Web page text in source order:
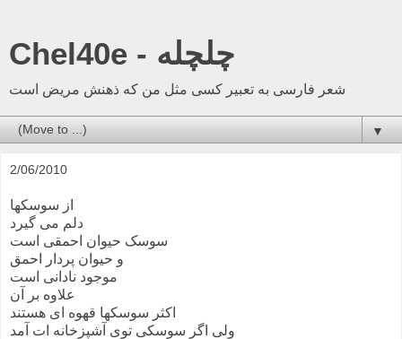
Chel40e - چلچله
شعر فارسی به تعبیر کسی مثل من که ذهنش مریض است
▼
2/06/2010
از سوسکها
دلم می گیرد
سوسک حیوان احمقی است
و حیوان پردار احمق
موجود نادانی است
علاوه بر آن
اکثر سوسکها قهوه ای هستند
ولی اگر سوسکی توی آشپزخانه ات آمد